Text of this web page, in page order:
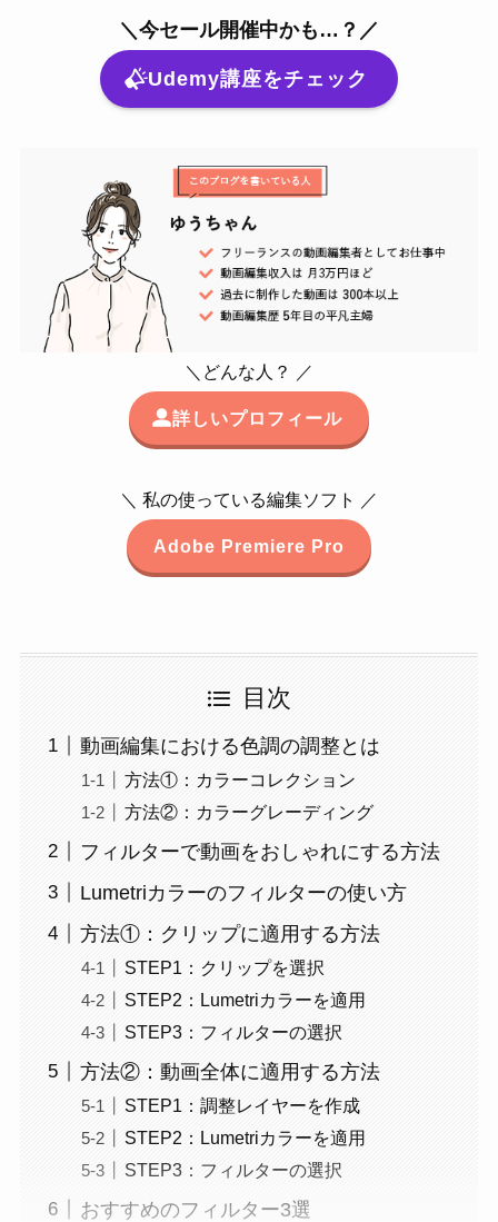
＼今セール開催中かも…？／
Udemy講座をチェック
＼どんな人？ ／
詳しいプロフィール
＼ 私の使っている編集ソフト ／
Adobe Premiere Pro
目次
動画編集における色調の調整とは
方法①：カラーコレクション
方法②：カラーグレーディング
フィルターで動画をおしゃれにする方法
Lumetriカラーのフィルターの使い方
方法①：クリップに適用する方法
STEP1：クリップを選択
STEP2：Lumetriカラーを適用
STEP3：フィルターの選択
方法②：動画全体に適用する方法
STEP1：調整レイヤーを作成
STEP2：Lumetriカラーを適用
STEP3：フィルターの選択
おすすめのフィルター3選